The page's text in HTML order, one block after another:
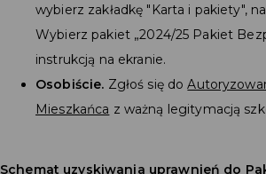
wybierz zakładkę "Karta i pakiety",
Wybierz pakiet „2024/25 Pakiet
instrukcją na ekranie.
Osobiście. Zgłoś się do
Mieszkańca z ważną legitymacją
Schemat uzyskiwania uprawnień do